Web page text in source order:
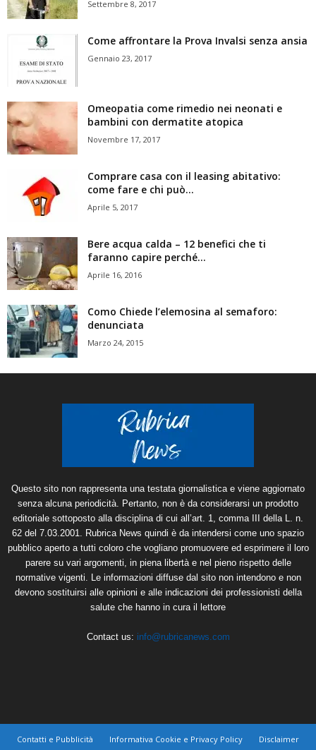
Settembre 8, 2017
Come affrontare la Prova Invalsi senza ansia
Gennaio 23, 2017
Omeopatia come rimedio nei neonati e
bambini con dermatite atopica
Novembre 17, 2017
Comprare casa con il leasing abitativo:
come fare e chi può...
Aprile 5, 2017
Bere acqua calda – 12 benefici che ti
faranno capire perché...
Aprile 16, 2016
Como Chiede l’elemosina al semaforo:
denunciata
Marzo 24, 2015
Questo sito non rappresenta una testata giornalistica e viene aggiornato
senza alcuna periodicità. Pertanto, non è da considerarsi un prodotto
editoriale sottoposto alla disciplina di cui all’art. 1, comma III della L. n.
62 del 7.03.2001. Rubrica News quindi è da intendersi come uno spazio
pubblico aperto a tutti coloro che vogliano promuovere ed esprimere il loro
parere su vari argomenti, in piena libertà e nel pieno rispetto delle
normative vigenti. Le informazioni diffuse dal sito non intendono e non
devono sostituirsi alle opinioni e alle indicazioni dei professionisti della
salute che hanno in cura il lettore
Contact us: info@rubricanews.com
Contatti e Pubblicità Informativa Cookie e Privacy Policy Disclaimer